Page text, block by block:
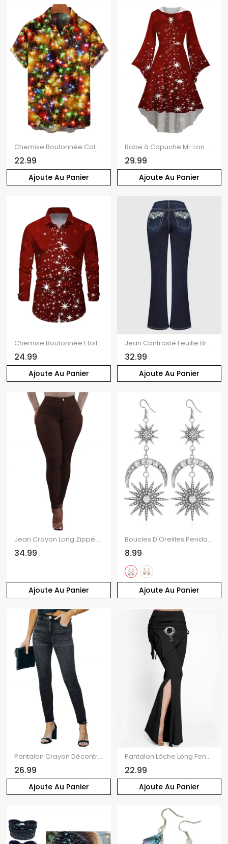
Ajoute Au Panier
Chemise Boutonnée Colorée Etoile Imprimée Partout à Manches Courtes
22.99
Ajoute Au Panier
Robe à Capuche Mi-Longue Haute Basse Etoile Lumière et Flocon de Neige de Noël Imprimés à Manches Evasées
29.99
Ajoute Au Panier
Chemise Boutonnée Etoile Lumière et Lumière Imprimés à Manches Longues
24.99
Ajoute Au Panier
Jean Contrasté Feuille Brodée Zippé avec Double Boutons
32.99
Ajoute Au Panier
Jean Crayon Long Zippé avec Poche Au Dos en Couleur Unie
34.99
Ajoute Au Panier
Boucles D'Oreilles Pendantes Design Lune Etoile Soleil et Strass Style Vintage
8.99
Ajoute Au Panier
Pantalon Crayon Décontracté Zippé avec Multi-Poches en Denim
26.99
Ajoute Au Panier
Pantalon Lâche Long Fendu Lune Etoile Soleil à Taille Elastique
22.99